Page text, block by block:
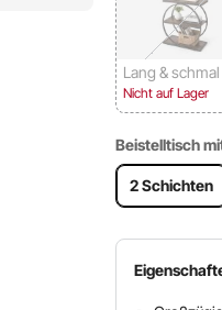
Lang & schmal
Nicht auf Lager
Beistelltisch
2 Schichten